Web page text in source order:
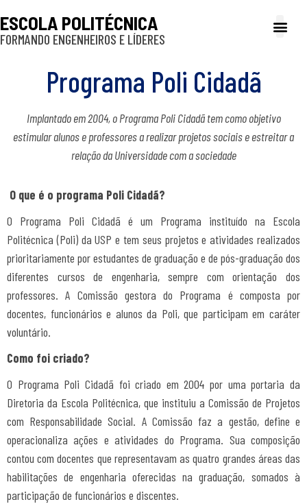
ESCOLA POLITÉCNICA
FORMANDO ENGENHEIROS E LÍDERES
Programa Poli Cidadã
Implantado em 2004, o Programa Poli Cidadã tem como objetivo
estimular alunos e professores a realizar projetos sociais e estreitar a
relação da Universidade com a sociedade
O que é o programa Poli Cidadã?
O Programa Poli Cidadã é um Programa instituído na Escola
Politécnica (Poli) da USP e tem seus projetos e atividades realizados
prioritariamente por estudantes de graduação e de pós-graduação dos
diferentes cursos de engenharia, sempre com orientação dos
professores. A Comissão gestora do Programa é composta por
docentes, funcionários e alunos da Poli, que participam em caráter
voluntário.
Como foi criado?
O Programa Poli Cidadã foi criado em 2004 por uma portaria da
Diretoria da Escola Politécnica, que instituiu a Comissão de Projetos
com Responsabilidade Social. A Comissão faz a gestão, define e
operacionaliza ações e atividades do Programa. Sua composição
contou com docentes que representavam as quatro grandes áreas das
habilitações de engenharia oferecidas na graduação, somados à
participação de funcionários e discentes.